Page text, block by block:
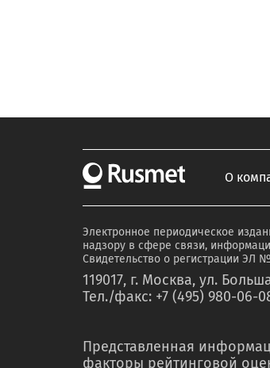
О
Электронное периодическое
надзору в сфере связи,
Свидетельство о регистрации ЭЛ №
119017, г. Москва, ул.
Тел./факс: +7 (495) 980-06-
Представленная
факторы рейтинговой